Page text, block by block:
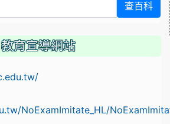
查百科
教育宣導網站